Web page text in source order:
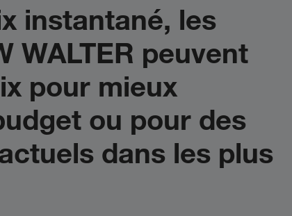
instantané, les
WALTER peuvent
pour mieux
ou pour des
dans les plus